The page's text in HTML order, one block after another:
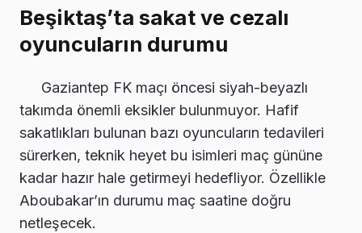
Beşiktaş’ta sakat ve cezalı
oyuncuların durumu
Gaziantep FK maçı öncesi siyah-beyazlı
takımda önemli eksikler bulunmuyor. Hafif
sakatlıkları bulunan bazı oyuncuların tedavileri
sürerken, teknik heyet bu isimleri maç gününe
kadar hazır hale getirmeyi hedefliyor. Özellikle
Aboubakar’ın durumu maç saatine doğru
netleşecek.